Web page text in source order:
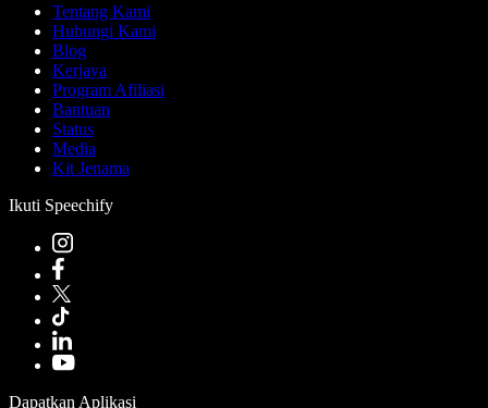
Tentang Kami
Hubungi Kami
Blog
Kerjaya
Program Afiliasi
Bantuan
Status
Media
Kit Jenama
Ikuti Speechify
Dapatkan Aplikasi